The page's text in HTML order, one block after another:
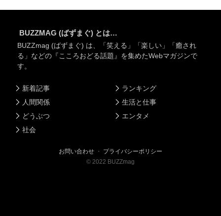
BUZZMAG (ばずまぐ) とは…
BUZZmag (ばずまぐ) は、「笑える」「楽しい」「癒され
る」などの『こころおどる話題』を集めたWebマガジンで
す。
新着記事
人間関係
どうぶつ
社会
ランキング
生活と仕事
エンタメ
お問い合わせ ・ プライバシーポリシー
© 2022 BUZZmag